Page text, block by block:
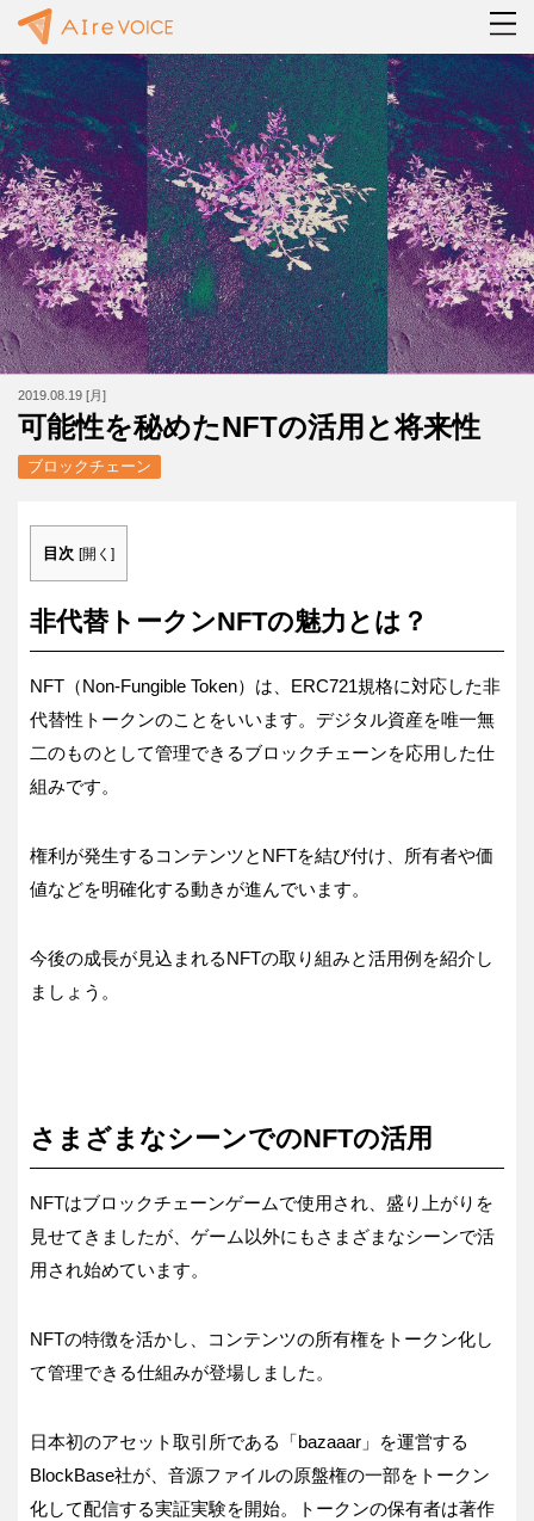
2019.08.19 [月]
可能性を秘めたNFTの活用と将来性
ブロックチェーン
目次 [開く ]
非代替トークンNFTの魅力とは？
NFT（Non-Fungible Token）は、ERC721規格に対応した非
代替性トークンのことをいいます。デジタル資産を唯一無
二のものとして管理できるブロックチェーンを応用した仕
組みです。
権利が発生するコンテンツとNFTを結び付け、所有者や価
値などを明確化する動きが進んでいます。
今後の成長が見込まれるNFTの取り組みと活用例を紹介し
ましょう。
さまざまなシーンでのNFTの活用
NFTはブロックチェーンゲームで使用され、盛り上がりを
見せてきましたが、ゲーム以外にもさまざまなシーンで活
用され始めています。
NFTの特徴を活かし、コンテンツの所有権をトークン化し
て管理できる仕組みが登場しました。
日本初のアセット取引所である「bazaaar」を運営する
BlockBase社が、音源ファイルの原盤権の一部をトークン
化して配信する実証実験を開始。トークンの保有者は著作